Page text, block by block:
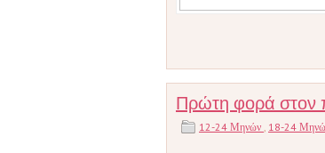
Πρώτη φορά στον
12-24 Μηνών , 18-24